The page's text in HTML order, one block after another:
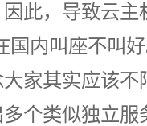
此，导致云
国内叫座不叫
其实应该不
个类似独立